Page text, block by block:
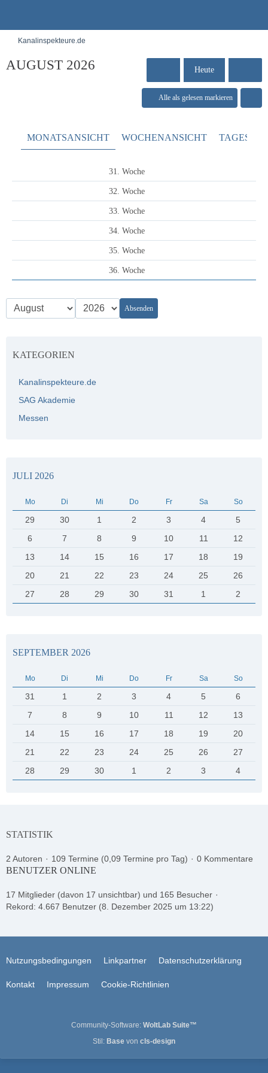
Kanalinspekteure.de
AUGUST 2026 Heute
Alle als gelesen markieren
MONATSANSICHT WOCHENANSICHT
31. Woche
32. Woche
33. Woche
34. Woche
35. Woche
36. Woche
Absenden
KATEGORIEN
Kanalinspekteure.de
SAG Akademie
Messen
JULI 2026
Mo Di Mi Do Fr Sa So
29 30 1 2 3 4
5
6
7 8 9 10 11
12
13
14 15 16 17 18
19
20
21 22 23 24 25
26
27
28 29 30 31 1 2
SEPTEMBER 2026
Mo Di Mi Do Fr Sa So
31 1 2 3 4 5
6
7
8 9 10 11 12
13
14
15 16 17 18 19
20
21
22 23 24 25 26
27
28
29 30 1 2 3 4
STATISTIK
2 Autoren 109 Termine (0,09 Termine pro Tag) 0 Kommentare
BENUTZER ONLINE
17 Mitglieder (davon 17 unsichtbar) und 165 Besucher
Rekord: 4.667 Benutzer (8. Dezember 2025 um 13:22)
Nutzungsbedingungen Linkpartner Datenschutzerklärung
Kontakt Impressum Cookie-Richtlinien
Community-Software: WoltLab Suite™
Stil: Base von cls-design